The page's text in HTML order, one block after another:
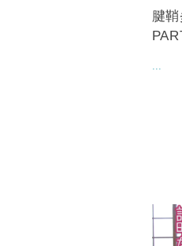
腱
...